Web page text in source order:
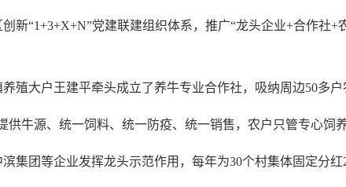
“1+3+X+N”党建联建组织体系，推广“龙头企业+合作社+
大户王建平牵头成立了养牛专业合作社，吸纳周边50多户
牛源、统一饲料、统一防疫、统一销售，农户只管专心饲养
团等企业发挥龙头示范作用，每年为30个村集体固定分红